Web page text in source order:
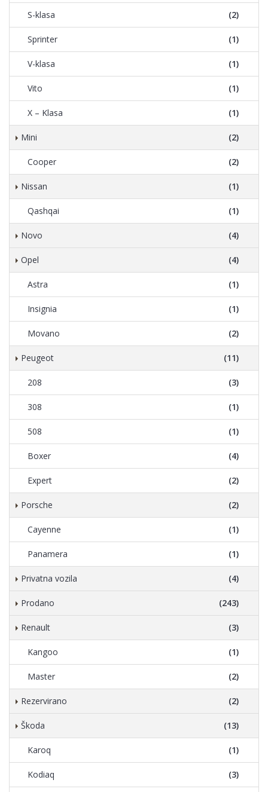
S-klasa (2)
Sprinter (1)
V-klasa (1)
Vito (1)
X – Klasa (1)
Mini (2)
Cooper (2)
Nissan (1)
Qashqai (1)
Novo (4)
Opel (4)
Astra (1)
Insignia (1)
Movano (2)
Peugeot (11)
208 (3)
308 (1)
508 (1)
Boxer (4)
Expert (2)
Porsche (2)
Cayenne (1)
Panamera (1)
Privatna vozila (4)
Prodano (243)
Renault (3)
Kangoo (1)
Master (2)
Rezervirano (2)
Škoda (13)
Karoq (1)
Kodiaq (3)